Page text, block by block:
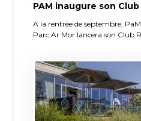
PAM inaugure son Club
A la rentrée de septembre,
Parc Ar Mor lancera son Club